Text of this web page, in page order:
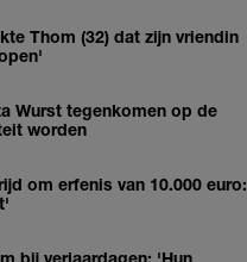
Thom (32) dat zijn vriendin
Wurst tegenkomen op de
worden
om erfenis van 10.000 euro: